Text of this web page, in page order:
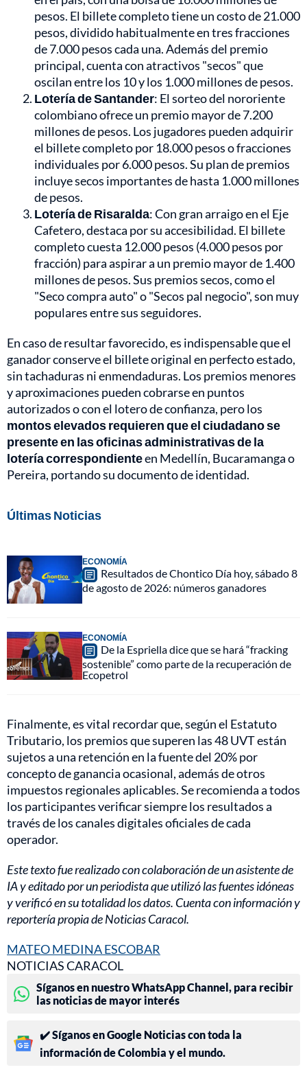
pesos. El billete completo tiene un costo de 21.000
pesos, dividido habitualmente en tres fracciones
de 7.000 pesos cada una. Además del premio
principal, cuenta con atractivos "secos" que
oscilan entre los 10 y los 1.000 millones de pesos.
Lotería de Santander: El sorteo del nororiente
colombiano ofrece un premio mayor de 7.200
millones de pesos. Los jugadores pueden adquirir
el billete completo por 18.000 pesos o fracciones
individuales por 6.000 pesos. Su plan de premios
incluye secos importantes de hasta 1.000 millones
de pesos.
Lotería de Risaralda: Con gran arraigo en el Eje
Cafetero, destaca por su accesibilidad. El billete
completo cuesta 12.000 pesos (4.000 pesos por
fracción) para aspirar a un premio mayor de 1.400
millones de pesos. Sus premios secos, como el
"Seco compra auto" o "Secos pal negocio", son muy
populares entre sus seguidores.
En caso de resultar favorecido, es indispensable que el
ganador conserve el billete original en perfecto estado,
sin tachaduras ni enmendaduras. Los premios menores
y aproximaciones pueden cobrarse en puntos
autorizados o con el lotero de confianza, pero los
montos elevados requieren que el ciudadano se
presente en las oficinas administrativas de la
lotería correspondienteen Medellín, Bucaramanga o
Pereira, portando su documento de identidad.
Últimas Noticias
ECONOMÍA
Resultados de Chontico Día hoy, sábado 8
de agosto de 2026: números ganadores
ECONOMÍA
De la Espriella dice que se hará “fracking
sostenible” como parte de la recuperación de
Ecopetrol
Finalmente, es vital recordar que, según el Estatuto
Tributario, los premios que superen las 48 UVT están
sujetos a una retención en la fuente del 20% por
concepto de ganancia ocasional, además de otros
impuestos regionales aplicables. Se recomienda a todos
los participantes verificar siempre los resultados a
través de los canales digitales oficiales de cada
operador.
Este texto fue realizado con colaboración de un asistente de
IA y editado por un periodista que utilizó las fuentes idóneas
y verificó en su totalidad los datos. Cuenta con información y
reportería propia de Noticias Caracol.
MATEO MEDINA ESCOBAR
NOTICIAS CARACOL
Síganos en nuestro WhatsApp Channel, para recibir
las noticias de mayor interés
✔️ Síganos en Google Noticias con toda la
información de Colombia y el mundo.